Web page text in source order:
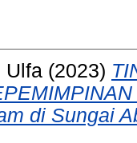
Ulfa (2023)
di Sungai